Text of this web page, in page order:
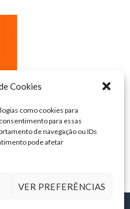
Cookies
como cookies para
para essas
de navegação ou IDs
pode afetar
VER PREFERÊNCIAS